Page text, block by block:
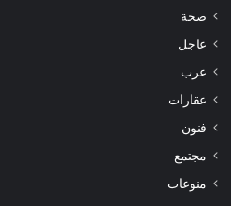
صحة
عاجل
عرب
عقارات
فنون
مجتمع
منوعات